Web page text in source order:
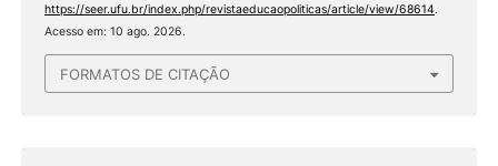
https://seer.ufu.br/index.php/revistaeducaopoliticas/article/view/68614.
Acesso em: 10 ago. 2026.
FORMATOS DE CITAÇÃO